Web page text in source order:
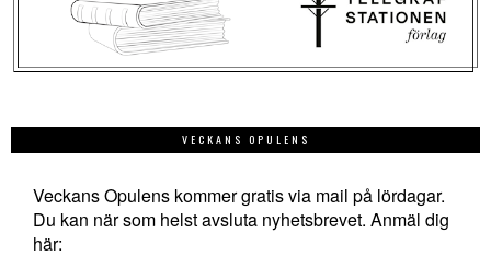
VECKANS OPULENS
Veckans Opulens kommer gratis via mail på lördagar.
Du kan när som helst avsluta nyhetsbrevet. Anmäl dig
här: